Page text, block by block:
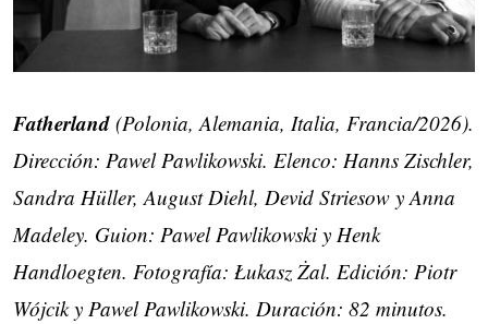
Fatherland (Polonia, Alemania, Italia, Francia/2026).
Dirección: Pawel Pawlikowski. Elenco: Hanns Zischler,
Sandra Hüller, August Diehl, Devid Striesow y Anna
Madeley. Guion: Pawel Pawlikowski y Henk
Handloegten. Fotografía: Łukasz Żal. Edición: Piotr
Wójcik y Pawel Pawlikowski. Duración: 82 minutos.